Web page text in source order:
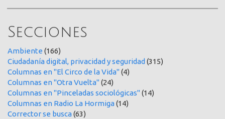
Secciones
Ambiente (166)
Ciudadanía digital, privacidad y seguridad (315)
Columnas en "El Circo de la Vida"(4)
Columnas en "Otra Vuelta"(24)
Columnas en "Pinceladas sociológicas"(14)
Columnas en Radio La Hormiga(14)
Corrector se busca(63)